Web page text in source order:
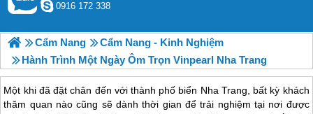
0916 172 338
Cẩm Nang
Cẩm Nang - Kinh Nghiệm
Hành Trình Một Ngày Ôm Trọn Vinpearl Nha Trang
Một khi đã đặt chân đến với thành phố biển Nha Trang, bất kỳ khách
thăm quan nào cũng sẽ dành thời gian để trải nghiệm tại nơi được